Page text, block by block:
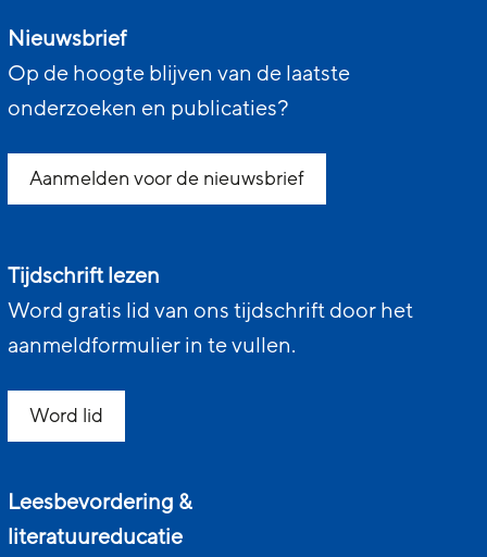
Nieuwsbrief
Op de hoogte blijven van de laatste
onderzoeken en publicaties?
Aanmelden voor de nieuwsbrief
Tijdschrift lezen
Word gratis lid van ons tijdschrift door het
aanmeldformulier in te vullen.
Word lid
Leesbevordering &
literatuureducatie